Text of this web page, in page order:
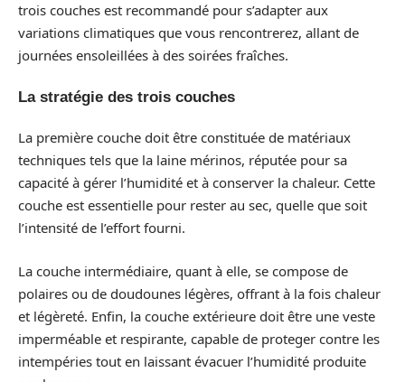
trois couches est recommandé pour s’adapter aux
variations climatiques que vous rencontrerez, allant de
journées ensoleillées à des soirées fraîches.
La stratégie des trois couches
La première couche doit être constituée de matériaux
techniques tels que la laine mérinos, réputée pour sa
capacité à gérer l’humidité et à conserver la chaleur. Cette
couche est essentielle pour rester au sec, quelle que soit
l’intensité de l’effort fourni.
La couche intermédiaire, quant à elle, se compose de
polaires ou de doudounes légères, offrant à la fois chaleur
et légèreté. Enfin, la couche extérieure doit être une veste
imperméable et respirante, capable de proteger contre les
intempéries tout en laissant évacuer l’humidité produite